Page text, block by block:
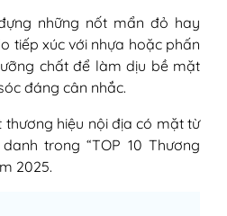
những nốt mẩn đỏ hay
tiếp xúc với nhựa hoặc phấn
chất để làm dịu bề mặt
đáng cân nhắc.
thương hiệu nội địa có mặt từ
trong “TOP 10 Thương
2025.